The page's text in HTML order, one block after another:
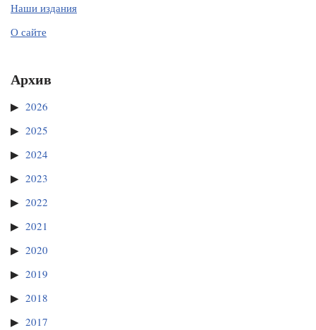
Наши издания
О сайте
Архив
2026
2025
2024
2023
2022
2021
2020
2019
2018
2017